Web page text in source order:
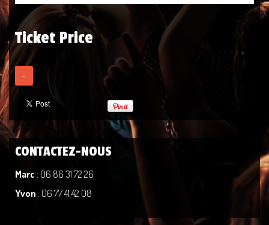
Ticket Price
-
CONTACTEZ-NOUS
Marc : 06 86 31 72 26
Yvon : 06 77 41 42 08